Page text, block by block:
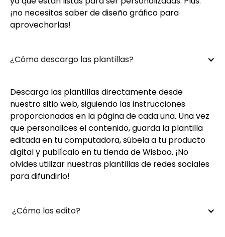
¡no necesitas saber de diseño gráfico para
aprovecharlas!
¿Cómo descargo las plantillas?
Descarga las plantillas directamente desde
nuestro sitio web, siguiendo las instrucciones
proporcionadas en la página de cada una. Una vez
que personalices el contenido, guarda la plantilla
editada en tu computadora, súbela a tu producto
digital y publícalo en tu tienda de Wisboo. ¡No
olvides utilizar nuestras plantillas de redes sociales
para difundirlo!
¿Cómo las edito?